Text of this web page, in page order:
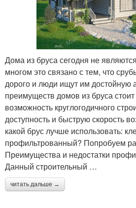
Дома из бруса сегодня не
многом это связано с тем, что
дорого и люди ищут им достойную
преимуществ домов из бруса стоит
возможность круглогодичного
доступность и быструю скорость
какой брус лучше использовать:
профильтрованный? Попробуем
Преимущества и недостатки
Данный строительный …
читать дальше →